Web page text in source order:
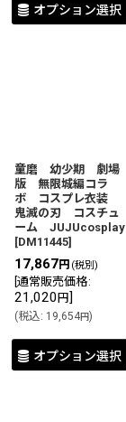
オプション選択
童磨 幼少期 劇場
版 無限城編コラ
ボ コスプレ衣装
鬼滅の刃 コスチュ
ーム JUJUcosplay
[DM11445]
17,867円 (税別)
通常販売価格:
21,020 円]
(税込: 19,654円)
オプション選択